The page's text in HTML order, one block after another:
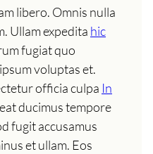
libero. Omnis nulla
Ullam expedita hic
fugiat quo
voluptas et.
officia culpa In
ducimus tempore
fugit accusamus
et ullam. Eos